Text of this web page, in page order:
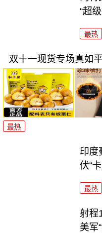
“超
最热
双十一现货专场真如
最热
印度
伏“卡
最热
射程
美军